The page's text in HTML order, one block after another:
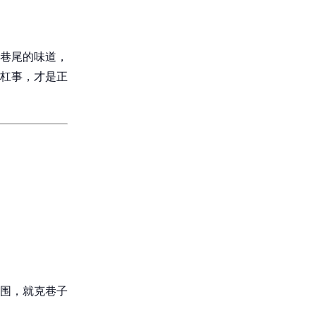
尾的味道，
事，才是正
，就克巷子